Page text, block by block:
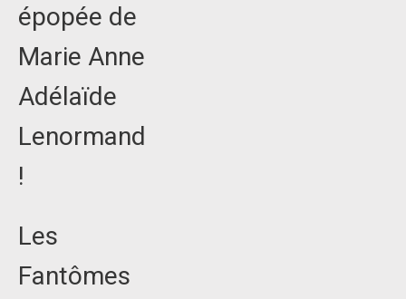
épopée de
Marie Anne
Adélaïde
Lenormand
!
Les
Fantômes